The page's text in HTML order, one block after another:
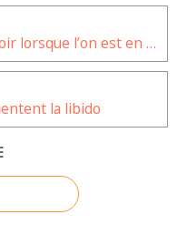
Les meilleures applications à avoir lorsque l’on est en voiture
la libido